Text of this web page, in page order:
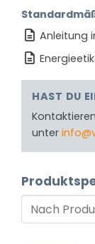
Anleitung
HAST DU
unter